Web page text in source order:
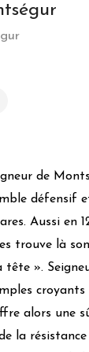
de
défensif
Aussi en
trouve là
».
alors une
la résistance